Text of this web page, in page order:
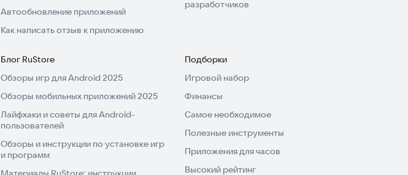
Автообновление приложений
Как написать отзыв к приложению
разработчиков
Блог RuStore
Обзоры игр для Android 2025
Обзоры мобильных приложений 2025
Лайфхаки и советы для Android-
пользователей
Обзоры и инструкции по установке игр
и программ
Подборки
Игровой набор
Финансы
Самое необходимое
Полезные инструменты
Приложения для часов
Высокий рейтинг